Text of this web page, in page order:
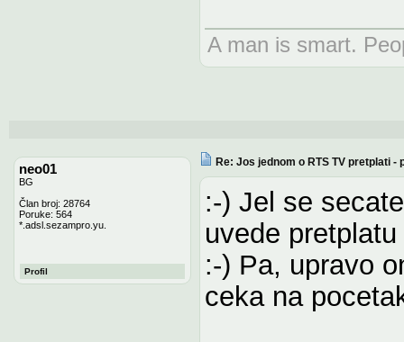
A man is smart.
neo01
BG
Član broj: 28764
Poruke: 564
*.adsl.sezampro.yu.
Profil
Re: Jos jednom o RTS TV pretplati -
:-) Jel se
uvede
:-) Pa, upravo
ceka na